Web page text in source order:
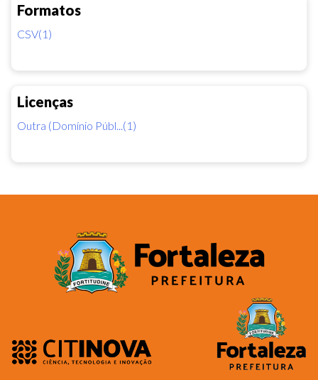
Formatos
CSV(1)
Licenças
Outra (Domínio Públ...(1)